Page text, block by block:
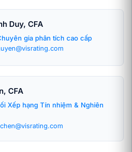
Duy, CFA
gia phân tích cao cấp
CFA
Xếp hạng Tín nhiệm & Nghiên